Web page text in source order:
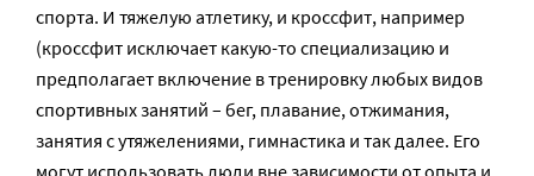
спорта. И тяжелую атлетику, и кроссфит, например
(кроссфит исключает какую-то специализацию и
предполагает включение в тренировку любых видов
спортивных занятий – бег, плавание, отжимания,
занятия с утяжелениями, гимнастика и так далее. Его